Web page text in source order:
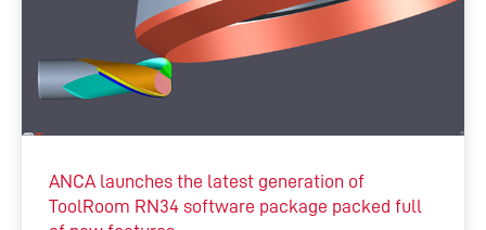
ANCA launches the latest generation of
ToolRoom RN34 software package packed full